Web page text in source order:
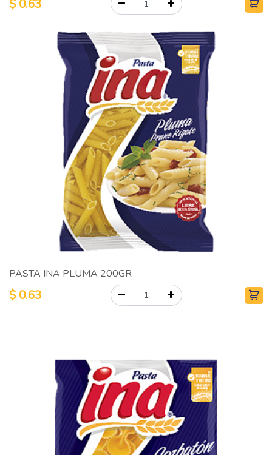
$0.63
PASTA INA PLUMA 200GR
$0.63